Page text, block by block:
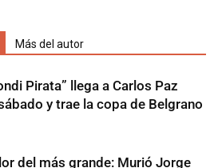
Más del autor
Pirata” llega a Carlos Paz
y trae la copa de Belgrano
del más grande: Murió Jorge